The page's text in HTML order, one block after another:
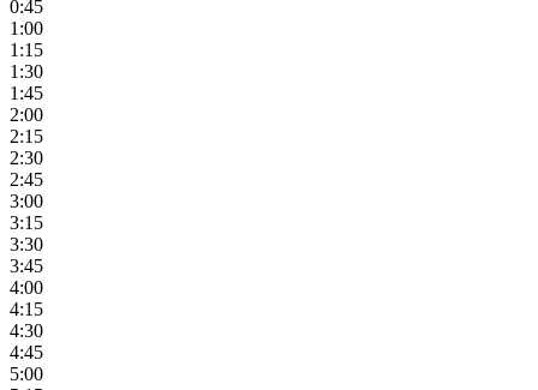
0:45
1:00
1:15
1:30
1:45
2:00
2:15
2:30
2:45
3:00
3:15
3:30
3:45
4:00
4:15
4:30
4:45
5:00